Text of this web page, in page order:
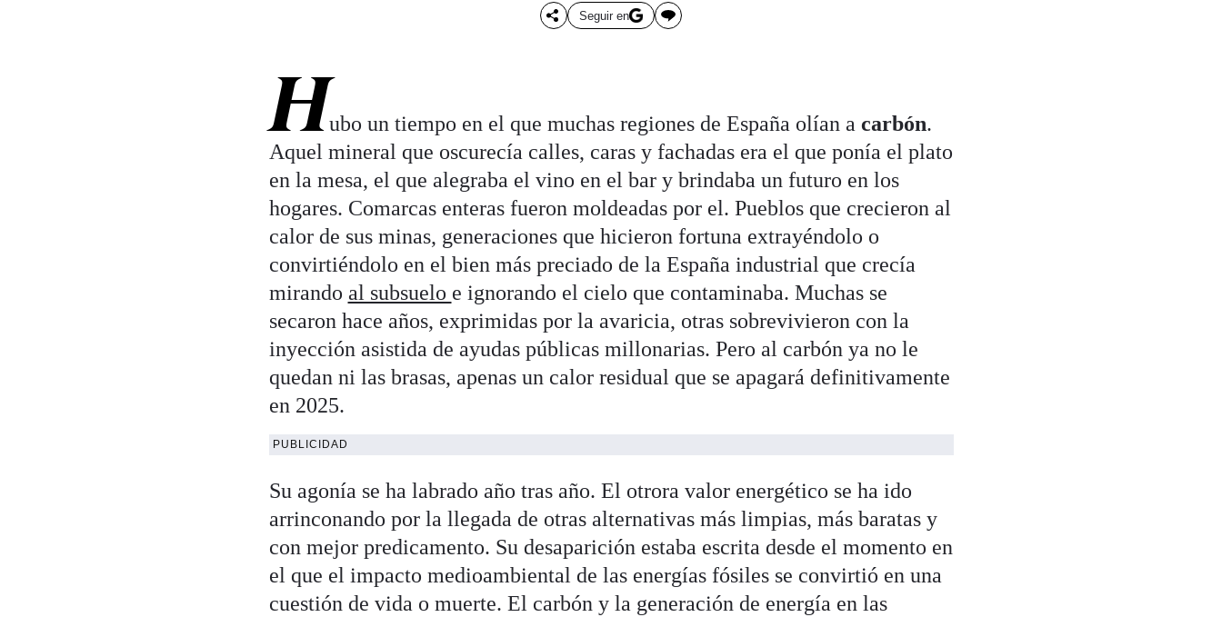
Seguir en
Hubo un tiempo en el que muchas regiones de España olían a carbón.
Aquel mineral que oscurecía calles, caras y fachadas era el que ponía el plato
en la mesa, el que alegraba el vino en el bar y brindaba un futuro en los
hogares. Comarcas enteras fueron moldeadas por el. Pueblos que crecieron al
calor de sus minas, generaciones que hicieron fortuna extrayéndolo o
convirtiéndolo en el bien más preciado de la España industrial que crecía
mirando al subsuelo e ignorando el cielo que contaminaba. Muchas se
secaron hace años, exprimidas por la avaricia, otras sobrevivieron con la
inyección asistida de ayudas públicas millonarias. Pero al carbón ya no le
quedan ni las brasas, apenas un calor residual que se apagará definitivamente
en 2025.
PUBLICIDAD
Su agonía se ha labrado año tras año. El otrora valor energético se ha ido
arrinconando por la llegada de otras alternativas más limpias, más baratas y
con mejor predicamento. Su desaparición estaba escrita desde el momento en
el que el impacto medioambiental de las energías fósiles se convirtió en una
cuestión de vida o muerte. El carbón y la generación de energía en las